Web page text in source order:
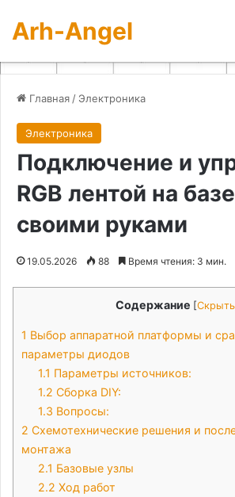
Arh-Angel
Главная / Электроника
Электроника
Подключение и
RGB лентой на
своими руками
19.05.2026 88 Время чтения: 3 мин.
Содержание [Скрыть
1 Выбор аппаратной платформы и
параметры диодов
1.1 Параметры источников:
1.2 Сборка DIY:
1.3 Вопросы:
2 Схемотехнические решения и
монтажа
2.1 Базовые узлы
2.2 Ход работ